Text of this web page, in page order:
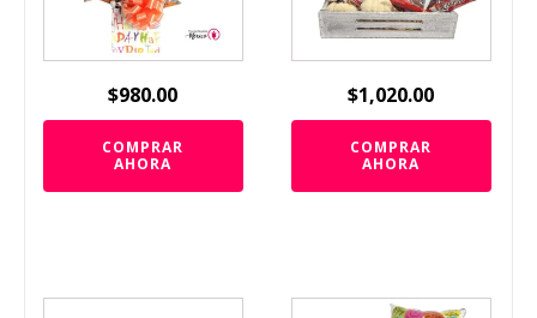
$980.00
COMPRAR
AHORA
$1,020.00
COMPRAR
AHORA